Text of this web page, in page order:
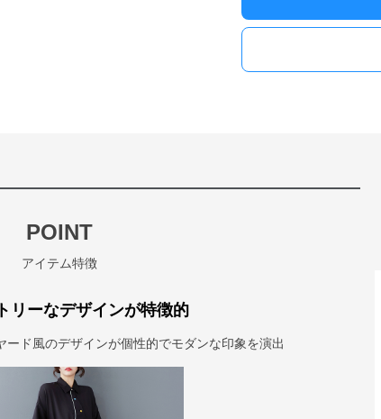
POINT
アイテム特徴
リーなデザインが特徴的
ード風のデザインが個性的でモダンな印象を演出